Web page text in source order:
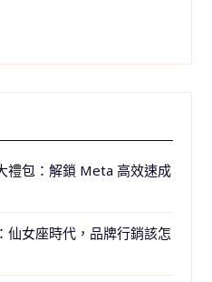
禮包：解鎖 Meta 高效速成
仙女座時代，品牌行銷該怎